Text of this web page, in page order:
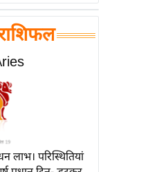
लाभ। परिस्थितियां